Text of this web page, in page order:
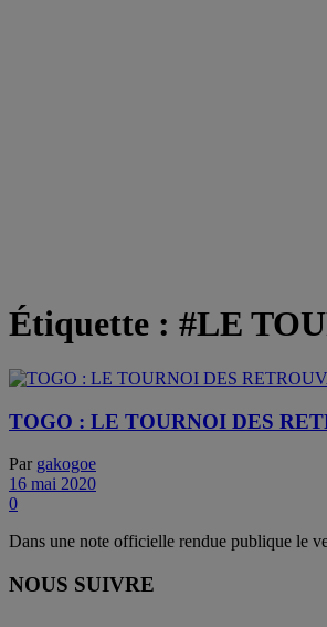
Étiquette : #LE
TOGO : LE TOURNOI DES
Par gakogoe
16 mai 2020
0
Dans une note officielle rendue publique le
NOUS SUIVRE